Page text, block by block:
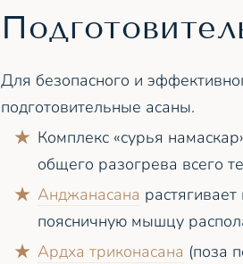
Для безопасного и
подготовительные асаны.
Комплекс «сурья
общего разогрева всего
Анджанасана
поясничную мышцу
Ардха триконасана (поза